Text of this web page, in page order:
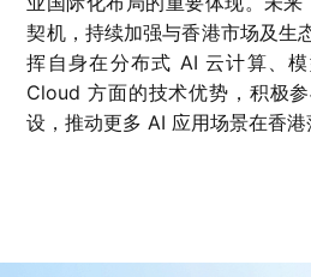
契机，持续加强与香港市场及生
挥自身在分布式 AI 云计算、
Cloud 方面的技术优势，积极
设，推动更多 AI 应用场景在香港